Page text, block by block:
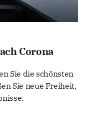
Corona
Sie die schönsten
Sie neue Freiheit,